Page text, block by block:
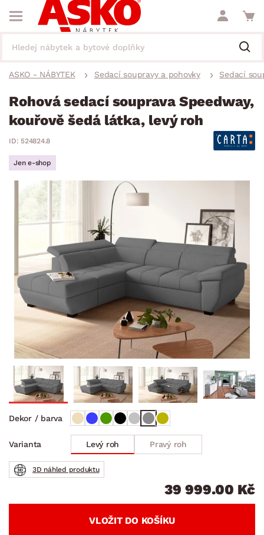
ASKO - NÁBYTEK Sedací soupravy a pohovky Sedací
Rohová sedací souprava Speedway,
kouřově šedá látka, levý roh
ID: 524824.8
Jen e-shop
Dekor / barva
Varianta Levý roh Pravý roh
3D náhled produktu
39 999.00 Kč
VLOŽIT DO KOŠÍKU